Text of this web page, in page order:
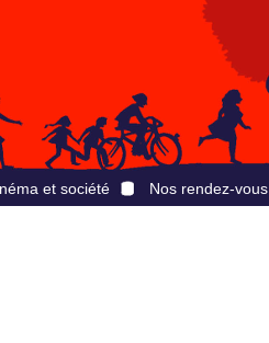
et société Nos rendez-vous